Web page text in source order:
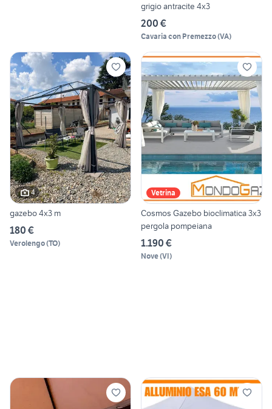
grigio antracite 4x3
200 €
Cavaria con Premezzo(VA)
4
gazebo 4x3 m
180 €
Verolengo(TO)
Vetrina
Cosmos Gazebo bioclimatica 3x3
pergola pompeiana
1.190 €
Nove(VI)